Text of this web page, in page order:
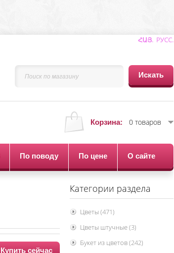
ՀԱՅ. РУСС.
Корзина: 0 товаров
По поводу По цене О сайте
Категории раздела
Цветы(471)
Цветы штучные(3)
Букет из цветов(242)